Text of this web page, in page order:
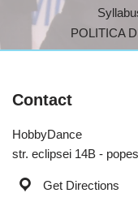
POLITICA
Contact
HobbyDance
str. eclipsei 14B -
Get Directions